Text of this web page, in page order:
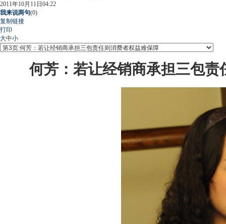
2011年10月11日04:22
我来说两句(0)
复制链接
打印
大中小
何芳：若让经销商承担三包责